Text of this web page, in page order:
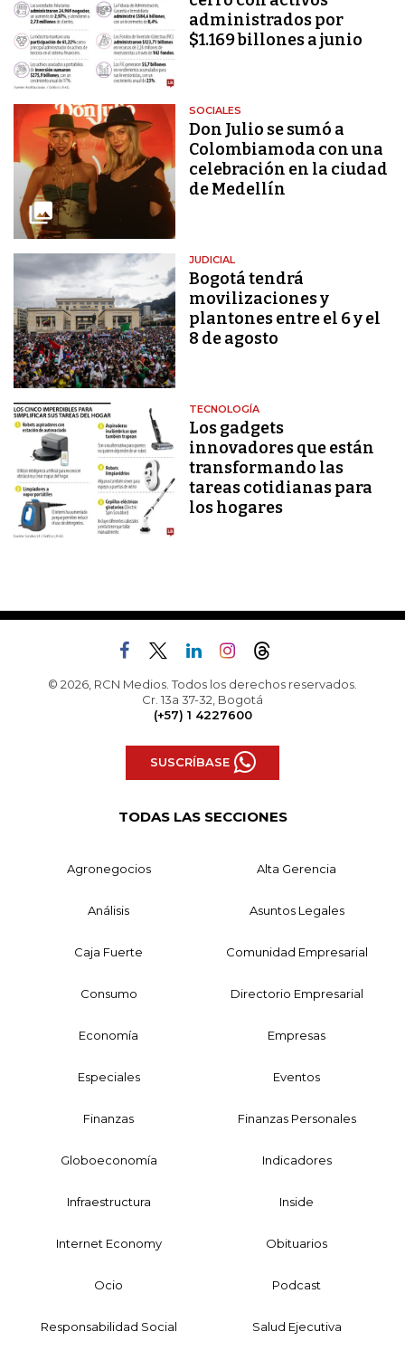
administrados por
$1.169 billones a junio
SOCIALES
Don Julio se sumó a
Colombiamoda con una
celebración en la ciudad
de Medellín
JUDICIAL
Bogotá tendrá
movilizaciones y
plantones entre el 6 y el
8 de agosto
TECNOLOGÍA
Los gadgets
innovadores que están
transformando las
tareas cotidianas para
los hogares
© 2026, RCN Medios. Todos los derechos reservados.
Cr. 13a 37-32, Bogotá
(+57) 1 4227600
SUSCRÍBASE
TODAS LAS SECCIONES
Agronegocios Alta Gerencia
Análisis Asuntos Legales
Caja Fuerte Comunidad Empresarial
Consumo Directorio Empresarial
Economía Empresas
Especiales Eventos
Finanzas Finanzas Personales
Globoeconomía Indicadores
Infraestructura Inside
Internet Economy Obituarios
Ocio Podcast
Responsabilidad Social Salud Ejecutiva